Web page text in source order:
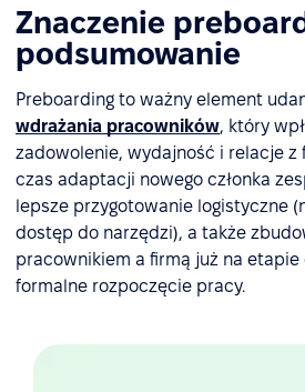
Znaczenie
podsumowanie
Preboarding to ważny element
wdrażania pracowników, który
zadowolenie, wydajność i relacje z
czas adaptacji nowego członka
lepsze przygotowanie logistyczne
dostęp do narzędzi), a także
pracownikiem a firmą już na etapie
formalne rozpoczęcie pracy.